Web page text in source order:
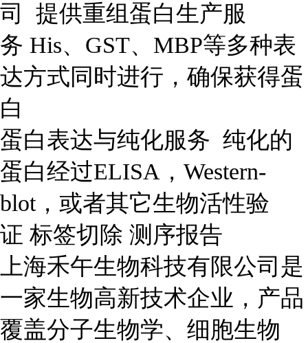
司 提供重组蛋白生产服
务 His、GST、MBP等多种表
达方式同时进行，确保获得蛋
白
蛋白表达与纯化服务 纯化的
蛋白经过ELISA，Western-
blot，或者其它生物活性验
证 标签切除 测序报告
上海禾午生物科技有限公司是
一家生物高新技术企业，产品
覆盖分子生物学、细胞生物